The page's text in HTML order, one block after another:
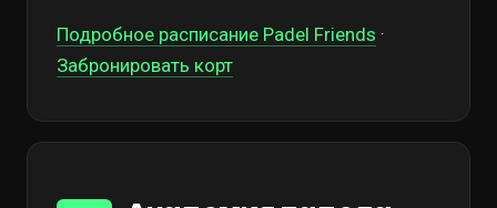
Подробное расписание Padel Friends ·
Забронировать корт